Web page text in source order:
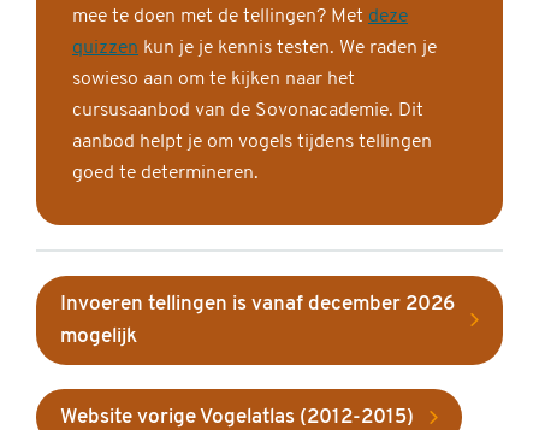
mee te doen met de tellingen? Met deze
quizzen kun je je kennis testen. We raden je
sowieso aan om te kijken naar het
cursusaanbod van de Sovonacademie. Dit
aanbod helpt je om vogels tijdens tellingen
goed te determineren.
Invoeren tellingen is vanaf december 2026
mogelijk
Website vorige Vogelatlas (2012-2015)